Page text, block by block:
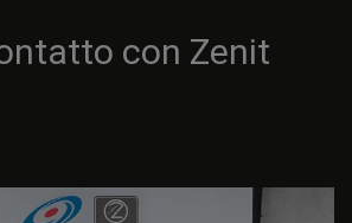
con Zenit